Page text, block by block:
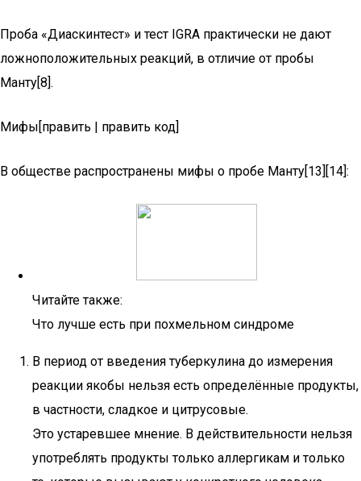
Проба «Диаскинтест» и тест IGRA практически не дают
ложноположительных реакций, в отличие от пробы
Манту[8].
Мифы[править | править код]
В обществе распространены мифы о пробе Манту[13][14]:
Читайте также:
Что лучше есть при похмельном синдроме
В период от введения туберкулина до измерения
реакции якобы нельзя есть определённые продукты,
в частности, сладкое и цитрусовые.
Это устаревшее мнение. В действительности нельзя
употреблять продукты только аллергикам и только